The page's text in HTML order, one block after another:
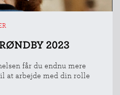
2023
får du endnu mere
at arbejde med din rolle